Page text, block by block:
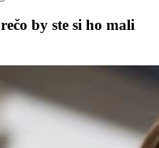
by ste si ho mali